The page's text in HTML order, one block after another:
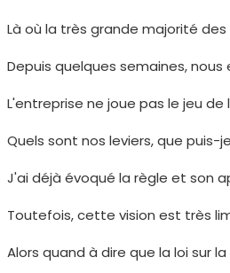
Là où la très grande majorité
Depuis quelques semaines,
L'entreprise ne joue pas le jeu
Quels sont nos leviers, que puis-
J'ai déjà évoqué la règle et son
Toutefois, cette vision est très
Alors quand à dire que la loi sur